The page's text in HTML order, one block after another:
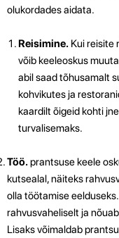
olukordades aidata.
Reisimine. Kui reisite
võib keeleoskus
abil saad tõhusamalt
kohvikutes ja
kaardilt õigeid kohti
turvalisemaks.
Töö.prantsuse keele
kutsealal, näiteks
olla töötamise
rahvusvaheliselt ja
Lisaks võimaldab